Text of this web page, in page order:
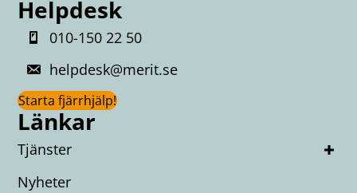
Helpdesk
010-150 22 50
helpdesk@merit.se
Starta fjärrhjälp!
Länkar
Tjänster
Nyheter